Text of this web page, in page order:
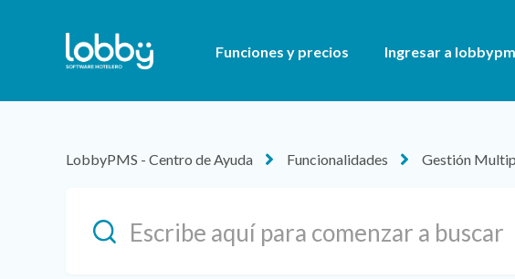
Funciones y precios Ingresar a
LobbyPMS - Centro de Ayuda Funcionalidades Gestión